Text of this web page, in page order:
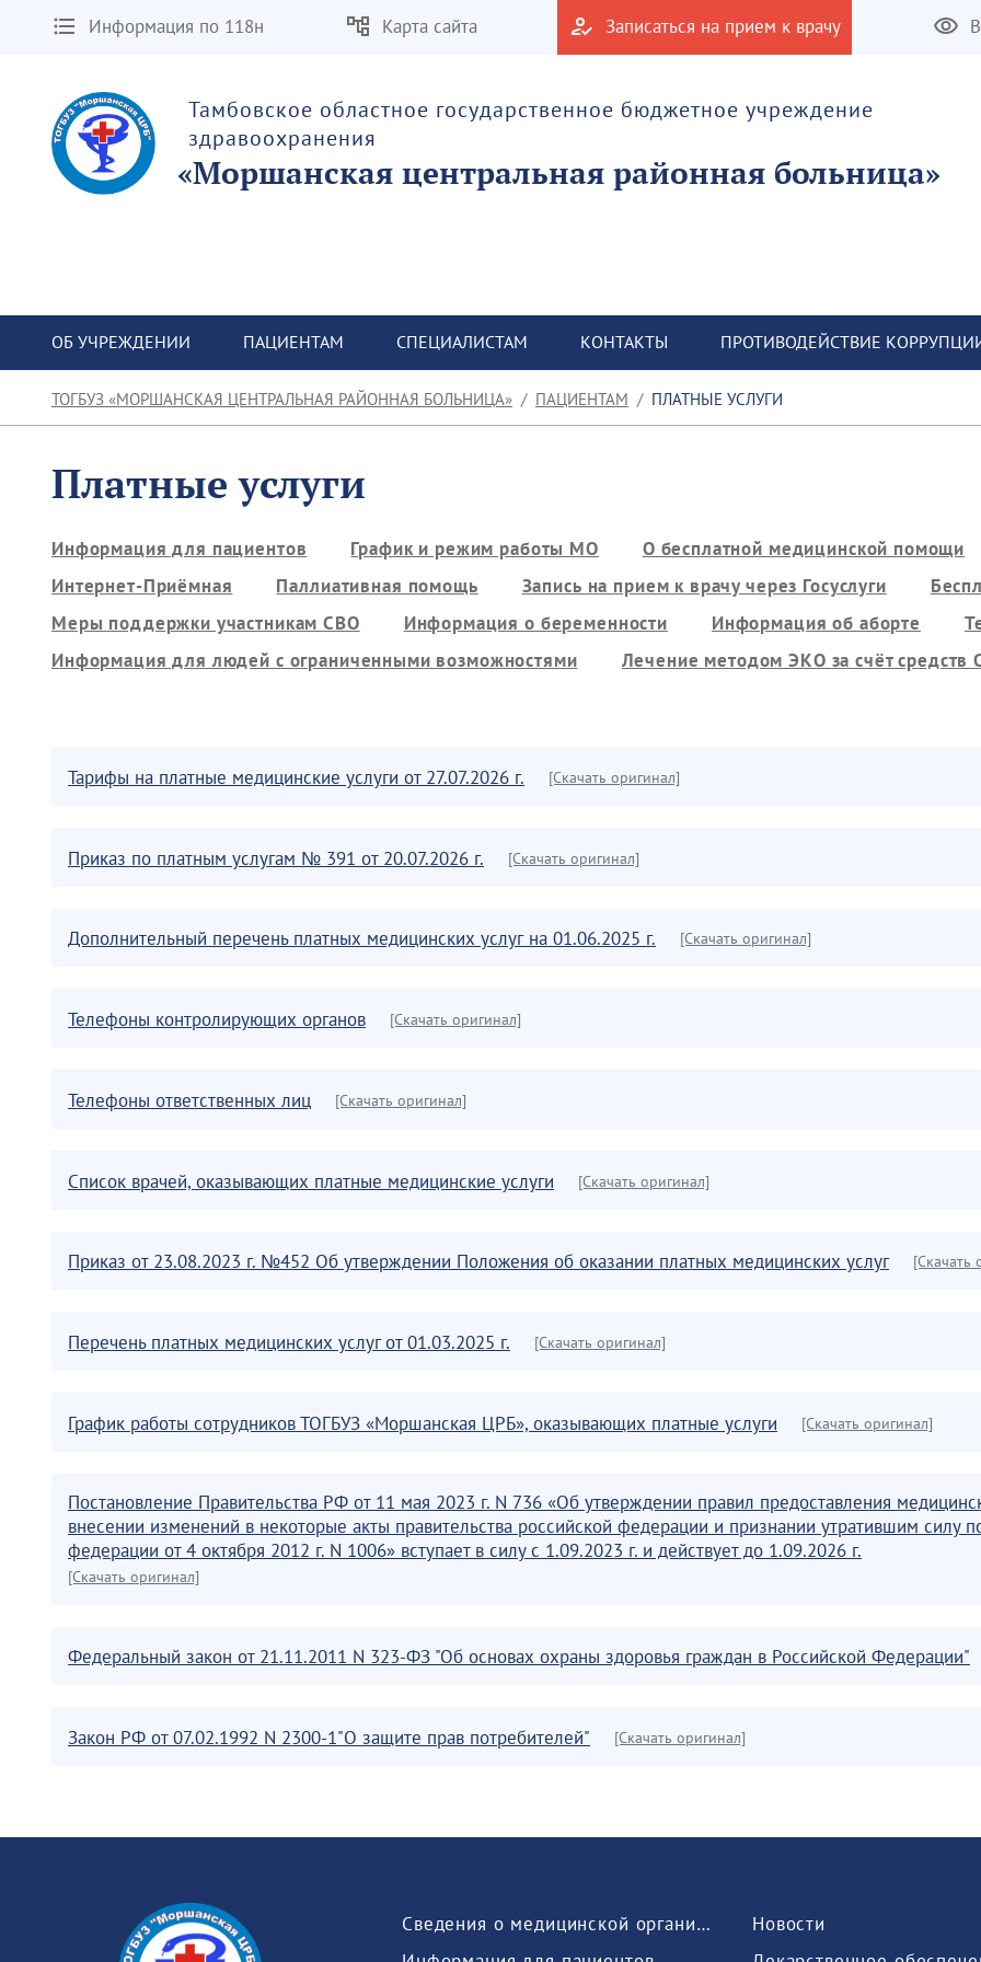
Информация по 118н Карта сайта Записаться на прием к врачу
Тамбовское областное государственное бюджетное учреждение
здравоохранения
«Моршанская центральная районная больница»
ОБ УЧРЕЖДЕНИИ ПАЦИЕНТАМ СПЕЦИАЛИСТАМ КОНТАКТЫ ПРОТИВОДЕЙСТВИЕ
ТОГБУЗ «МОРШАНСКАЯ ЦЕНТРАЛЬНАЯ РАЙОННАЯ БОЛЬНИЦА» ПАЦИЕНТАМ ПЛАТНЫЕ УСЛУГИ
Платные услуги
Информация для пациентов График и режим работы МО О бесплатной медицинской помощи
Интернет-Приёмная
Паллиативная помощь Запись на прием к врачу через Госуслуги
Меры поддержки участникам СВО
Информация о беременности Информация об аборте
Информация для людей с ограниченными возможностями
Лечение методом ЭКО за счёт средств
Тарифы на платные медицинские услуги от 27.07.2026 г. [Скачать оригинал]
Приказ по платным услугам № 391 от 20.07.2026 г. [Скачать оригинал]
Дополнительный перечень платных медицинских услуг на 01.06.2025 г. [Скачать оригинал]
Телефоны контролирующих органов [Скачать оригинал]
Телефоны ответственных лиц [Скачать оригинал]
Список врачей, оказывающих платные медицинские услуги [Скачать оригинал]
Приказ от 23.08.2023 г. №452 Об утверждении Положения об оказании платных медицинских услуг [Скачать
Перечень платных медицинских услуг от 01.03.2025 г. [Скачать оригинал]
График работы сотрудников ТОГБУЗ «Моршанская ЦРБ», оказывающих платные услуги [Скачать оригинал]
Постановление Правительства РФ от 11 мая 2023 г. N 736 «Об утверждении правил предоставления
внесении изменений в некоторые акты правительства российской федерации и признании утратившим силу
федерации от 4 октября 2012 г. N 1006» вступает в силу с 1.09.2023 г. и действует до 1.09.2026 г.
[Скачать оригинал]
Федеральный закон от 21.11.2011 N 323-ФЗ "Об основах охраны здоровья граждан в Российской Федерации"
Закон РФ от 07.02.1992 N 2300-1"О защите прав потребителей" [Скачать оригинал]
Сведения о медицинской организации
Новости